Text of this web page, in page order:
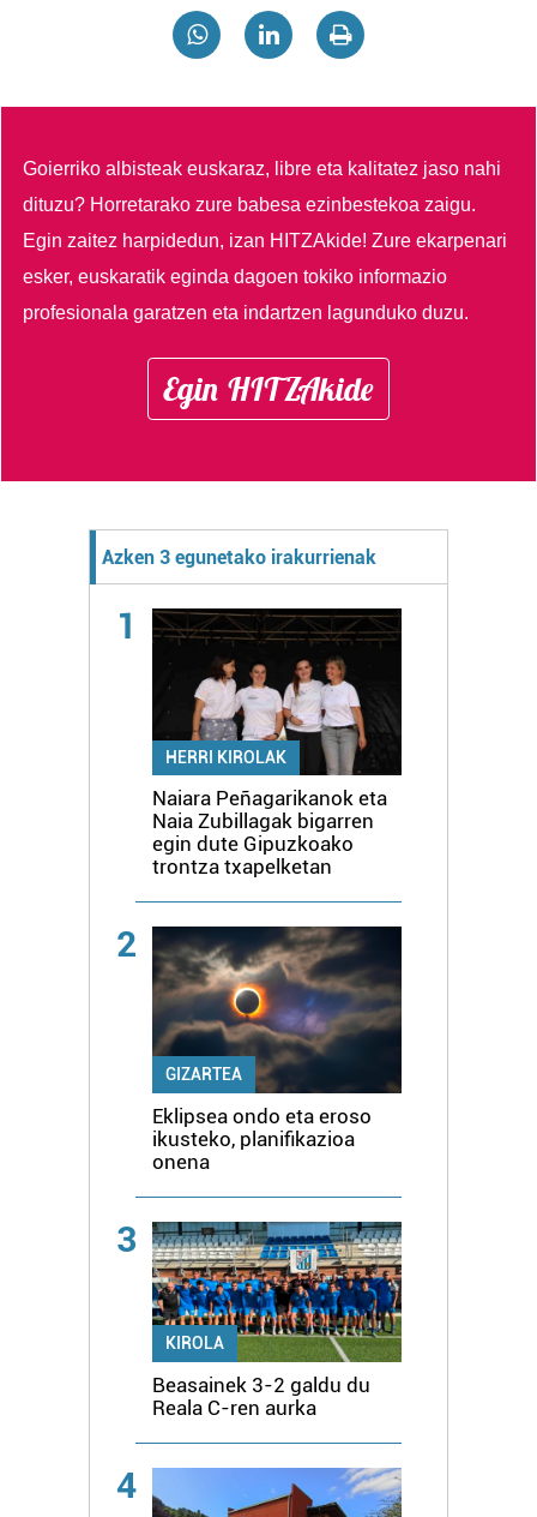
Goierriko albisteak euskaraz, libre eta kalitatez jaso nahi
dituzu? Horretarako zure babesa ezinbestekoa zaigu.
Egin zaitez harpidedun, izan HITZAkide!Zure ekarpenari
esker, euskaratik eginda dagoen tokiko informazio
profesionala garatzen eta indartzen lagunduko duzu.
Egin HITZAkide
Azken 3 egunetako irakurrienak
1
HERRI KIROLAK
Naiara Peñagarikanok eta
Naia Zubillagak bigarren
egin dute Gipuzkoako
trontza txapelketan
2
GIZARTEA
Eklipsea ondo eta eroso
ikusteko, planifikazioa
onena
3
KIROLA
Beasainek 3-2 galdu du
Reala C-ren aurka
4